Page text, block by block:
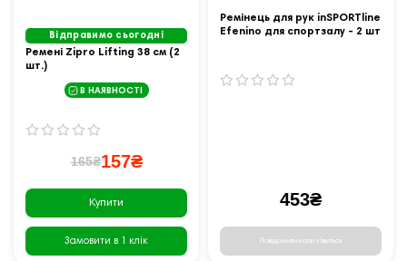
Відправимо сьогодні
Ремені Zipro Lifting 38 см (2
шт.)
В НАЯВНОСТІ
165₴157₴
Купити
Замовити в 1 клік
Ремінець для рук inSPORTline
Efenino для спортзалу - 2 шт
453₴
Повідомити коли з'явиться